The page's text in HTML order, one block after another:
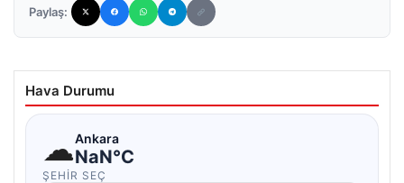
Paylaş:
Hava Durumu
☁Ankara
NaN°C
ŞEHIR SEÇ